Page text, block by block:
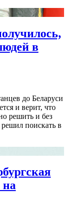
в
до Беларуси
и верит, что
решить и без
поискать в
на